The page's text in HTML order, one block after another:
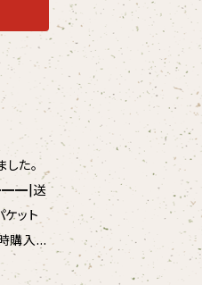
た。
厚紙